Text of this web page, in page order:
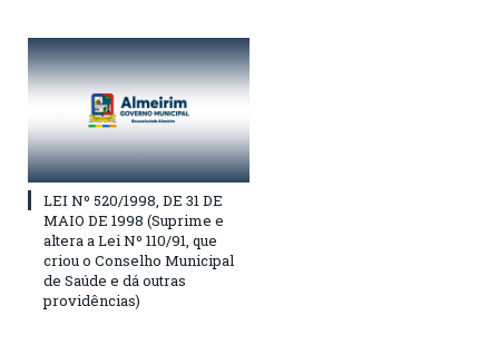
LEI Nº 520/1998, DE 31 DE
MAIO DE 1998 (Suprime e
altera a Lei Nº 110/91, que
criou o Conselho Municipal
de Saúde e dá outras
providências)